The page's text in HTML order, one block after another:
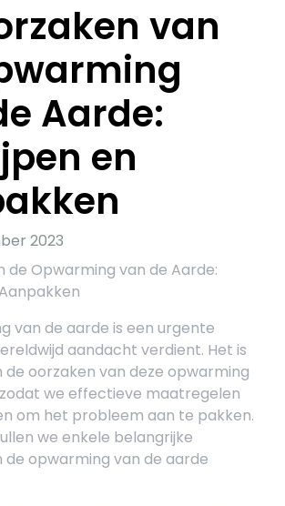
van
Aarde:
en
2023
de Opwarming van de Aarde:
van de aarde is een urgente
aandacht verdient. Het is
de oorzaken van deze opwarming
we effectieve maatregelen
om het probleem aan te pakken.
we enkele belangrijke
de opwarming van de aarde